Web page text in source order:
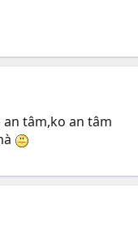
an tâm,ko an tâm